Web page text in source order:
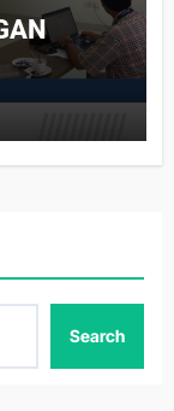
Search